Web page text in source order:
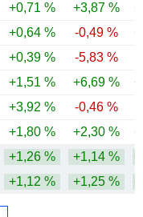
+0,71 % +3,87 %
+0,64 % -0,49 %
+0,39 % -5,83 %
+1,51 % +6,69 %
+3,92 % -0,46 %
+1,80 % +2,30 %
+1,26 % +1,14 %
+1,12 % +1,25 %